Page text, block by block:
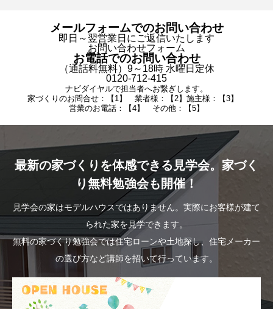
メールフォームでのお問い合わせ
即日～翌営業日にご返信いたします
お問い合わせフォーム
お電話でのお問い合わせ
（通話料無料）9～18時 水曜日定休
0120-712-415
ナビダイヤルで担当者へお繋ぎします。
家づくりのお問合せ：【1】 業者様：【2】施主様：【3】
営業のお電話：【4】 その他：【5】
最新の家づくりを体感できる見学会。家づく
り無料勉強会も開催！
見学会の家はモデルハウスではありません。実際にお客様が建て
られた家を見学できます。
無料の家づくり勉強会では住宅ローンや土地探し、住宅メーカー
の選び方など講師を招いて行っています。